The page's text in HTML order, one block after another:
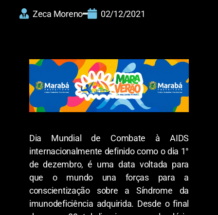
Zeca Moreno 02/12/2021
Dia Mundial de Combate à AIDS
internacionalmente definido como o dia 1°
de dezembro, é uma data voltada para
que o mundo una forças para a
conscientização sobre a Síndrome da
imunodeficiência adquirida. Desde o final